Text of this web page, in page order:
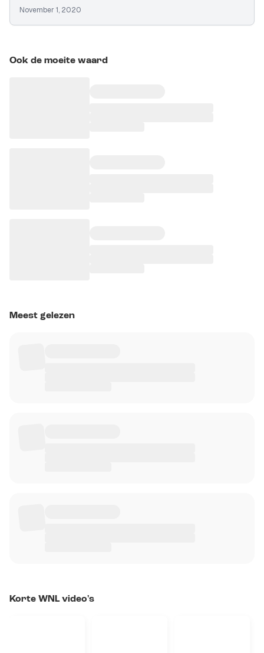
November 1, 2020
Ook de moeite waard
Meest gelezen
Korte WNL video's